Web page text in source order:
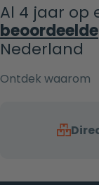
Al 4 jaar op
beoordeelde
Nederland
Ontdek waarom